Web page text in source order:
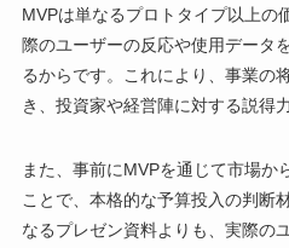
MVPは単なるプロトタイプ以上の
際のユーザーの反応や使用データ
るからです。これにより、事業の
き、投資家や経営陣に対する説得
また、事前にMVPを通じて市場か
ことで、本格的な予算投入の判断
なるプレゼン資料よりも、実際の